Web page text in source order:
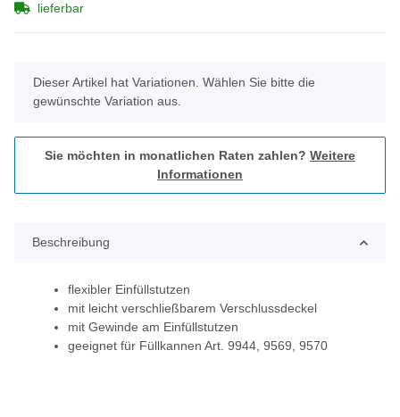
lieferbar
x
Dieser Artikel hat Variationen. Wählen Sie bitte die
gewünschte Variation aus.
Sie möchten in monatlichen Raten zahlen? Weitere
Informationen
Beschreibung
flexibler Einfüllstutzen
mit leicht verschließbarem Verschlussdeckel
mit Gewinde am Einfüllstutzen
geeignet für Füllkannen Art. 9944, 9569, 9570